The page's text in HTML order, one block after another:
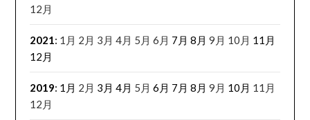
12月
2021: 1月 2月 3月 4月 5月 6月 7月 8月 9月 10月 11月
12月
2019: 1月 2月 3月 4月 5月 6月 7月 8月 9月 10月 11月
12月